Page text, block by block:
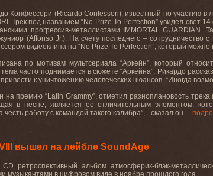
Конфессори (Ricardo Confessori), известный по участию в
Трек под названием “No Prize To Perfection” увидел свет
прогрессив-металлистами
IMMORTAL GUARDIAN .
(Affonso Jr.). На счету последнего –сотрудничество с
видеоклипа на “No Prize To Perfection”, который можно
по мотивам мультсериала “Аркейн”, который
часто поднимается в сюжете “Аркейна”. Рикардо
к уничтожению человеческих нюансов. “Иногда
на премию “Latin Grammy”, отметил разноплановость
в песне, является ее отличительным элементом,
честь работу с командой такого калибра”, - сказал он....
вышел на лейбле SoundAge
ретроспективный альбом атмосферик-блэк-
музыкантами в цифровом виде в ноябре прошлого года.